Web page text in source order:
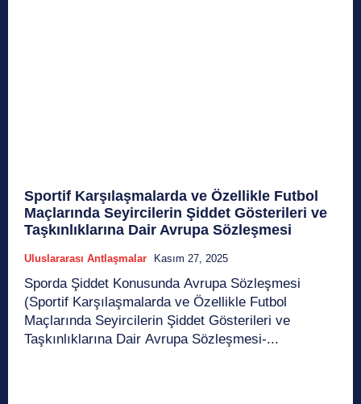
Sportif Karşılaşmalarda ve Özellikle Futbol
Maçlarında Seyircilerin Şiddet Gösterileri ve
Taşkınlıklarına Dair Avrupa Sözleşmesi
Uluslararası Antlaşmalar Kasım 27, 2025
Sporda Şiddet Konusunda Avrupa Sözleşmesi
(Sportif Karşılaşmalarda ve Özellikle Futbol
Maçlarında Seyircilerin Şiddet Gösterileri ve
Taşkınlıklarına Dair Avrupa Sözleşmesi-...